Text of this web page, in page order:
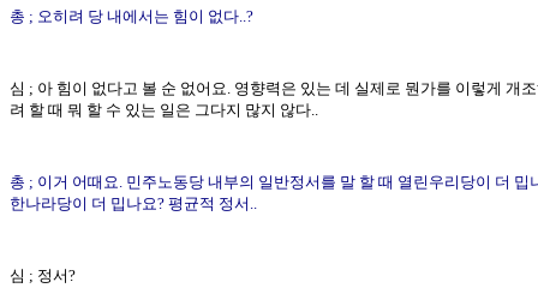
총 ; 오히려 당 내에서는 힘이 없다..?
심 ; 아 힘이 없다고 볼 순 없어요. 영향력은 있는 데 실제로 뭔가를 이렇게 개
려 할 때 뭐 할 수 있는 일은 그다지 많지 않다..
총 ; 이거 어때요. 민주노동당 내부의 일반정서를 말 할 때 열린우리당이 더 밉
한나라당이 더 밉나요? 평균적 정서..
심 ; 정서?